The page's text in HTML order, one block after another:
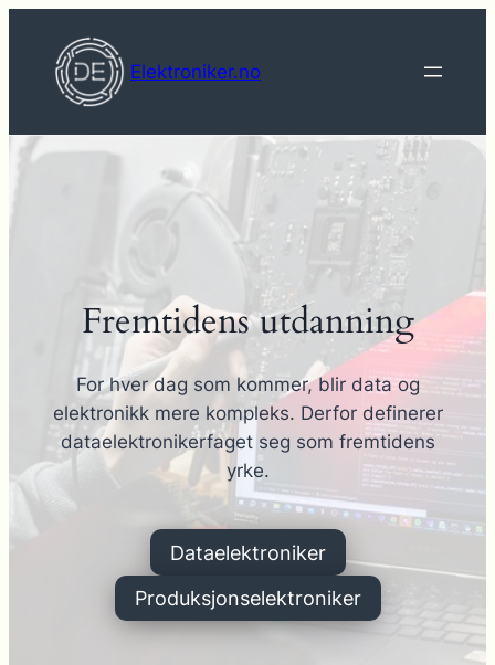
innhold
Elektroniker.no
Fremtidens utdanning
For hver dag som kommer, blir data og
elektronikk mere kompleks. Derfor definerer
dataelektronikerfaget seg som fremtidens
yrke.
Dataelektroniker
Produksjonselektroniker